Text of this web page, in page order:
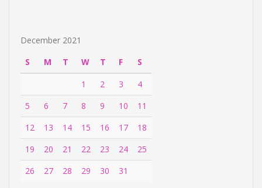
December 2021
S
M T W T F
S
1
2 3
4
5
6 7 8 9 10
11
12
13 14 15 16 17
18
19
20 21 22 23 24
25
26
27 28 29 30 31